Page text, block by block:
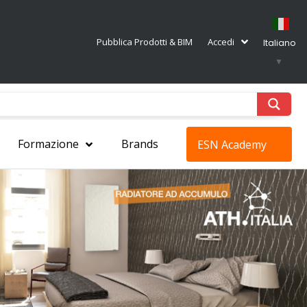
Pubblica Prodotti & BIM Accedi
Italiano
▼
Formazione Brands ESN Academy